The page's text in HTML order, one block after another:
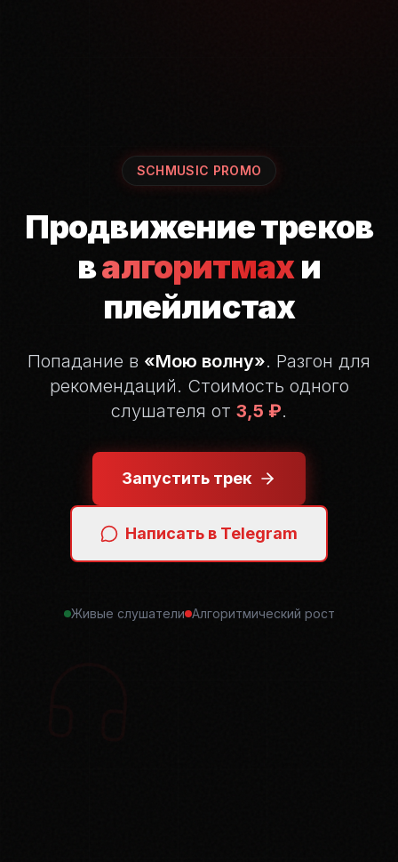
SCHMUSIC PROMO
Продвижение треков
валгоритмахи
плейлистах
Попадание в «Мою волну». Разгон для
рекомендаций. Стоимость одного
слушателя от 3,5 ₽.
Запустить трек
Написать в Telegram
Живые слушатели Алгоритмический рост